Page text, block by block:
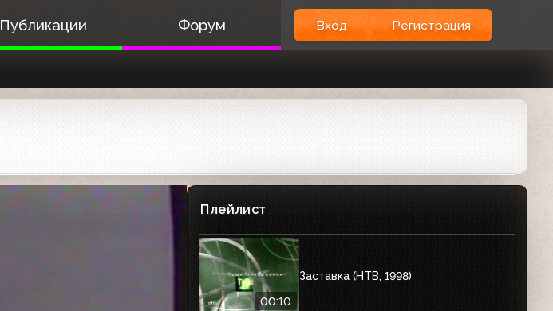
Публикации Форум Вход Регистрация
Плейлист
00:10
Заставка (НТВ, 1998)